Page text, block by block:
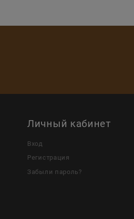
Личный кабинет
Вход
Регистрация
Забыли пароль?